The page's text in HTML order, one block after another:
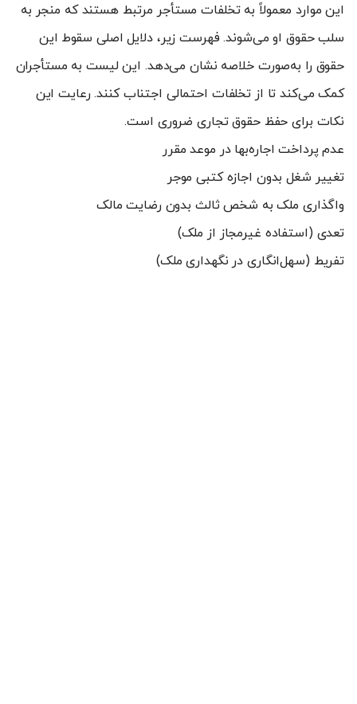
این موارد معمولاً به تخلفات مستأجر مرتبط هستند که منجر به
سلب حقوق او می‌شوند. فهرست زیر، دلایل اصلی سقوط این
حقوق را به‌صورت خلاصه نشان می‌دهد. این لیست به مستأجران
کمک می‌کند تا از تخلفات احتمالی اجتناب کنند. رعایت این
نکات برای حفظ حقوق تجاری ضروری است.
عدم پرداخت اجاره‌بها در موعد مقرر
تغییر شغل بدون اجازه کتبی موجر
واگذاری ملک به شخص ثالث بدون رضایت مالک
تعدی (استفاده غیرمجاز از ملک)
تفریط (سهل‌انگاری در نگهداری ملک)